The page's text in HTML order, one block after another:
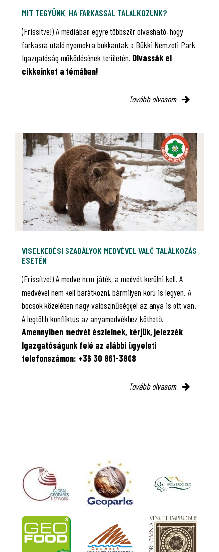
MIT TEGYÜNK, HA FARKASSAL TALÁLKOZUNK?
(Frissítve!) A médiában egyre többször olvasható, hogy
farkasra utaló nyomokra bukkantak a Bükki Nemzeti Park
Igazgatóság működésének területén. Olvassák el
cikkeinket a témában!
Tovább olvasom
VISELKEDÉSI SZABÁLYOK MEDVÉVEL VALÓ TALÁLKOZÁS
ESETÉN
(Frissítve!) A medve nem játék, a medvét kerülni kell. A
medvével nem kell barátkozni, bármilyen korú is legyen. A
bocsok közelében nagy valószínűséggel az anya is ott van.
A legtöbb konfliktus az anyamedvékhez köthető.
Amennyiben medvét észlelnek, kérjük, jelezzék
Igazgatóságunk felé az alábbi ügyeleti
telefonszámon: +36 30 861-3808
Tovább olvasom